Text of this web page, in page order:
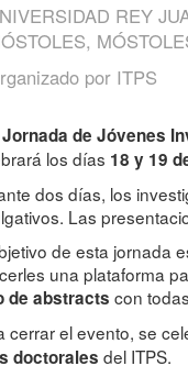
REY
por ITPS
Jornada de Jóvenes
los días 18 y 19
dos días, los
Las
de esta jornada
una plataforma
de abstracts con
cerrar el evento, se
doctorales del ITPS.